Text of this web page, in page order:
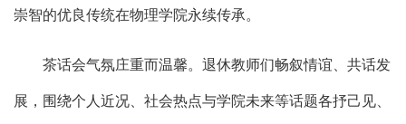
崇智的优良传统在物理学院永续传承。
茶话会气氛庄重而温馨。退休教师们畅叙情谊、共话发
展，围绕个人近况、社会热点与学院未来等话题各抒己见、